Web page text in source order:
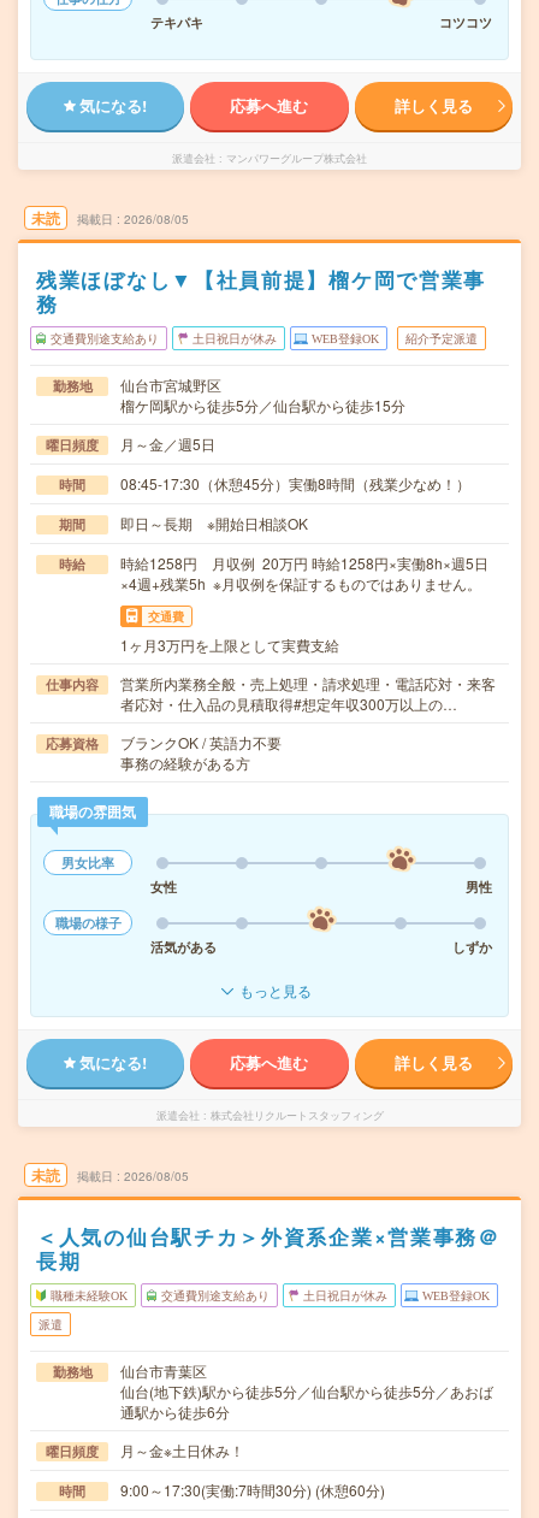
テキパキ
コツコツ
気になる! 応募へ進む 詳しく見る
派遣会社 マンパワーグループ株式会社
未読 掲載日 2026/08/05
残業ほぼなし▼【社員前提】榴ケ岡で営業事
務
交通費別途支給あり 土日祝日が休み WEB登録OK 紹介予定派遣
勤務地
仙台市宮城野区
榴ケ岡駅から徒歩5分／仙台駅から徒歩15分
曜日頻度 月～金／週5日
時間 08:45-17:30（休憩45分）実働8時間（残業少なめ！）
期間 即日～長期 ※開始日相談OK
時給
時給1258円 月収例 20万円 時給1258円×実働8h×週5日
×4週+残業5h ※月収例を保証するものではありません。
交通費
1ヶ月3万円を上限として実費支給
仕事内容
営業所内業務全般・売上処理・請求処理・電話応対・来客
者応対・仕入品の見積取得#想定年収300万以上の…
応募資格
ブランクOK / 英語力不要
事務の経験がある方
職場の雰囲気
男女比率
女性
男性
職場の様子
活気がある
しずか
もっと見る
気になる! 応募へ進む 詳しく見る
派遣会社 株式会社リクルートスタッフィング
未読 掲載日 2026/08/05
＜人気の仙台駅チカ＞外資系企業×営業事務＠
長期
職種未経験OK 交通費別途支給あり 土日祝日が休み WEB登録OK
派遣
勤務地
仙台市青葉区
仙台(地下鉄)駅から徒歩5分／仙台駅から徒歩5分／あおば
通駅から徒歩6分
曜日頻度 月～金※土日休み！
時間 9:00～17:30(実働:7時間30分) (休憩60分)